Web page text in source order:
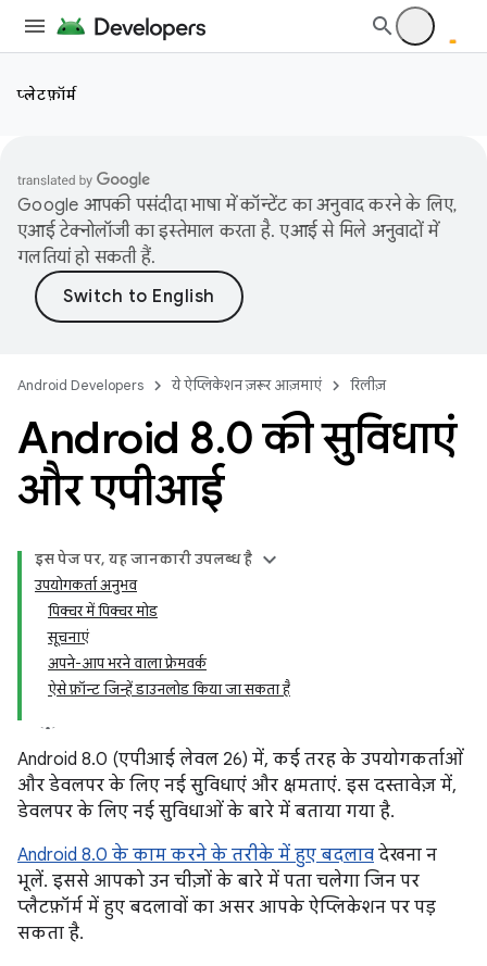
प्लेटफ़ॉर्म
Google आपकी पसंदीदा भाषा में कॉन्टेंट का अनुवाद करने के लिए,
एआई टेक्नोलॉजी का इस्तेमाल करता है. एआई से मिले अनुवादों में
गलतियां हो सकती हैं.
Android Developers ये ऐप्लिकेशन ज़रूर आज़माएं रिलीज़
Android 8.0 की सुविधाएं
और एपीआई
इस पेज पर, यह जानकारी उपलब्ध है
उपयोगकर्ता अनुभव
पिक्चर में पिक्चर मोड
सूचनाएं
अपने-आप भरने वाला फ़्रेमवर्क
ऐसे फ़ॉन्ट जिन्हें डाउनलोड किया जा सकता है
Android 8.0 (एपीआई लेवल 26) में, कई तरह के उपयोगकर्ताओं
और डेवलपर के लिए नई सुविधाएं और क्षमताएं. इस दस्तावेज़ में,
डेवलपर के लिए नई सुविधाओं के बारे में बताया गया है.
Android 8.0 के काम करने के तरीके में हुए बदलाव देखना न
भूलें. इससे आपको उन चीज़ों के बारे में पता चलेगा जिन पर
प्लैटफ़ॉर्म में हुए बदलावों का असर आपके ऐप्लिकेशन पर पड़
सकता है.